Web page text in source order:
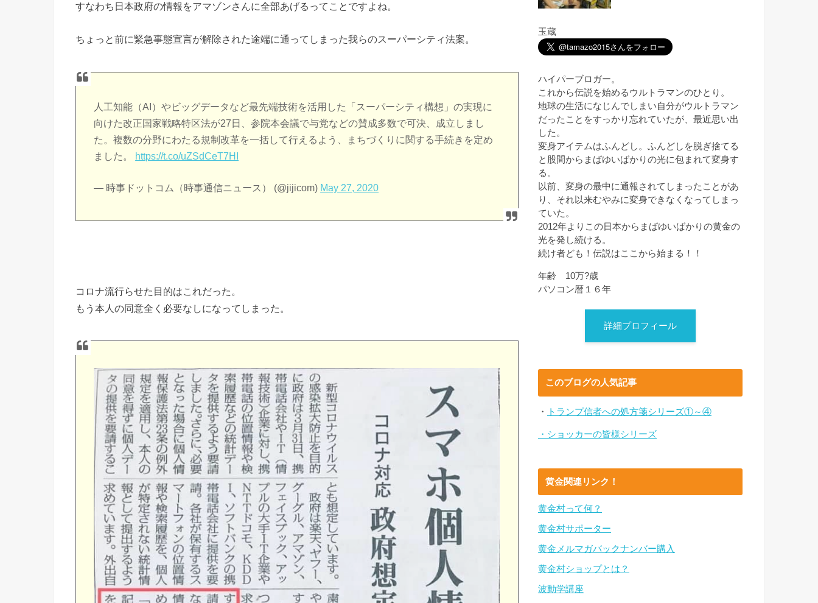
すなわち日本政府の情報をアマゾンさんに全部あげるってことですよね。
ちょっと前に緊急事態宣言が解除された途端に通ってしまった我らのスーパーシティ法案。
人工知能（AI）やビッグデータなど最先端技術を活用した「スーパーシティ構想」の実現に
向けた改正国家戦略特区法が27日、参院本会議で与党などの賛成多数で可決、成立しまし
た。複数の分野にわたる規制改革を一括して行えるよう、まちづくりに関する手続きを定め
ました。
https://t.co/uZSdCeT7HI
— 時事ドットコム（時事通信ニュース） (@jijicom) May 27, 2020
コロナ流行らせた目的はこれだった。
もう本人の同意全く必要なしになってしまった。
玉蔵
ハイパーブロガー。
これから伝説を始めるウルトラマンのひとり。
地球の生活になじんでしまい自分がウルトラマン
だったことをすっかり忘れていたが、最近思い出
した。
変身アイテムはふんどし。ふんどしを脱ぎ捨てる
と股間からまばゆいばかりの光に包まれて変身す
る。
以前、変身の最中に通報されてしまったことがあ
り、それ以来むやみに変身できなくなってしまっ
ていた。
2012年よりこの日本からまばゆいばかりの黄金の
光を発し続ける。
続け者ども！伝説はここから始まる！！
年齢 10万?歳
パソコン暦１６年
詳細プロフィール
このブログの人気記事
・ トランプ信者への処方箋シリーズ①～④
・ショッカーの皆様シリーズ
黄金関連リンク！
黄金村って何？
黄金村サポーター
黄金メルマガバックナンバー購入
黄金村ショップとは？
波動学講座